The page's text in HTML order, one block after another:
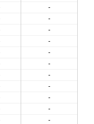
-
-
-
-
-
-
-
-
-
-
-